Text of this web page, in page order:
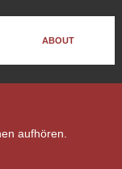
ABOUT
aufhören.